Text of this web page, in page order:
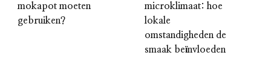
mokapot moeten
gebruiken?
microklimaat: hoe
lokale
omstandigheden de
smaak beïnvloeden